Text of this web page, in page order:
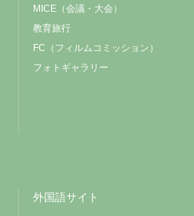
MICE（会議・大会）
教育旅行
FC（フィルムコミッション）
フォトギャラリー
外国語サイト